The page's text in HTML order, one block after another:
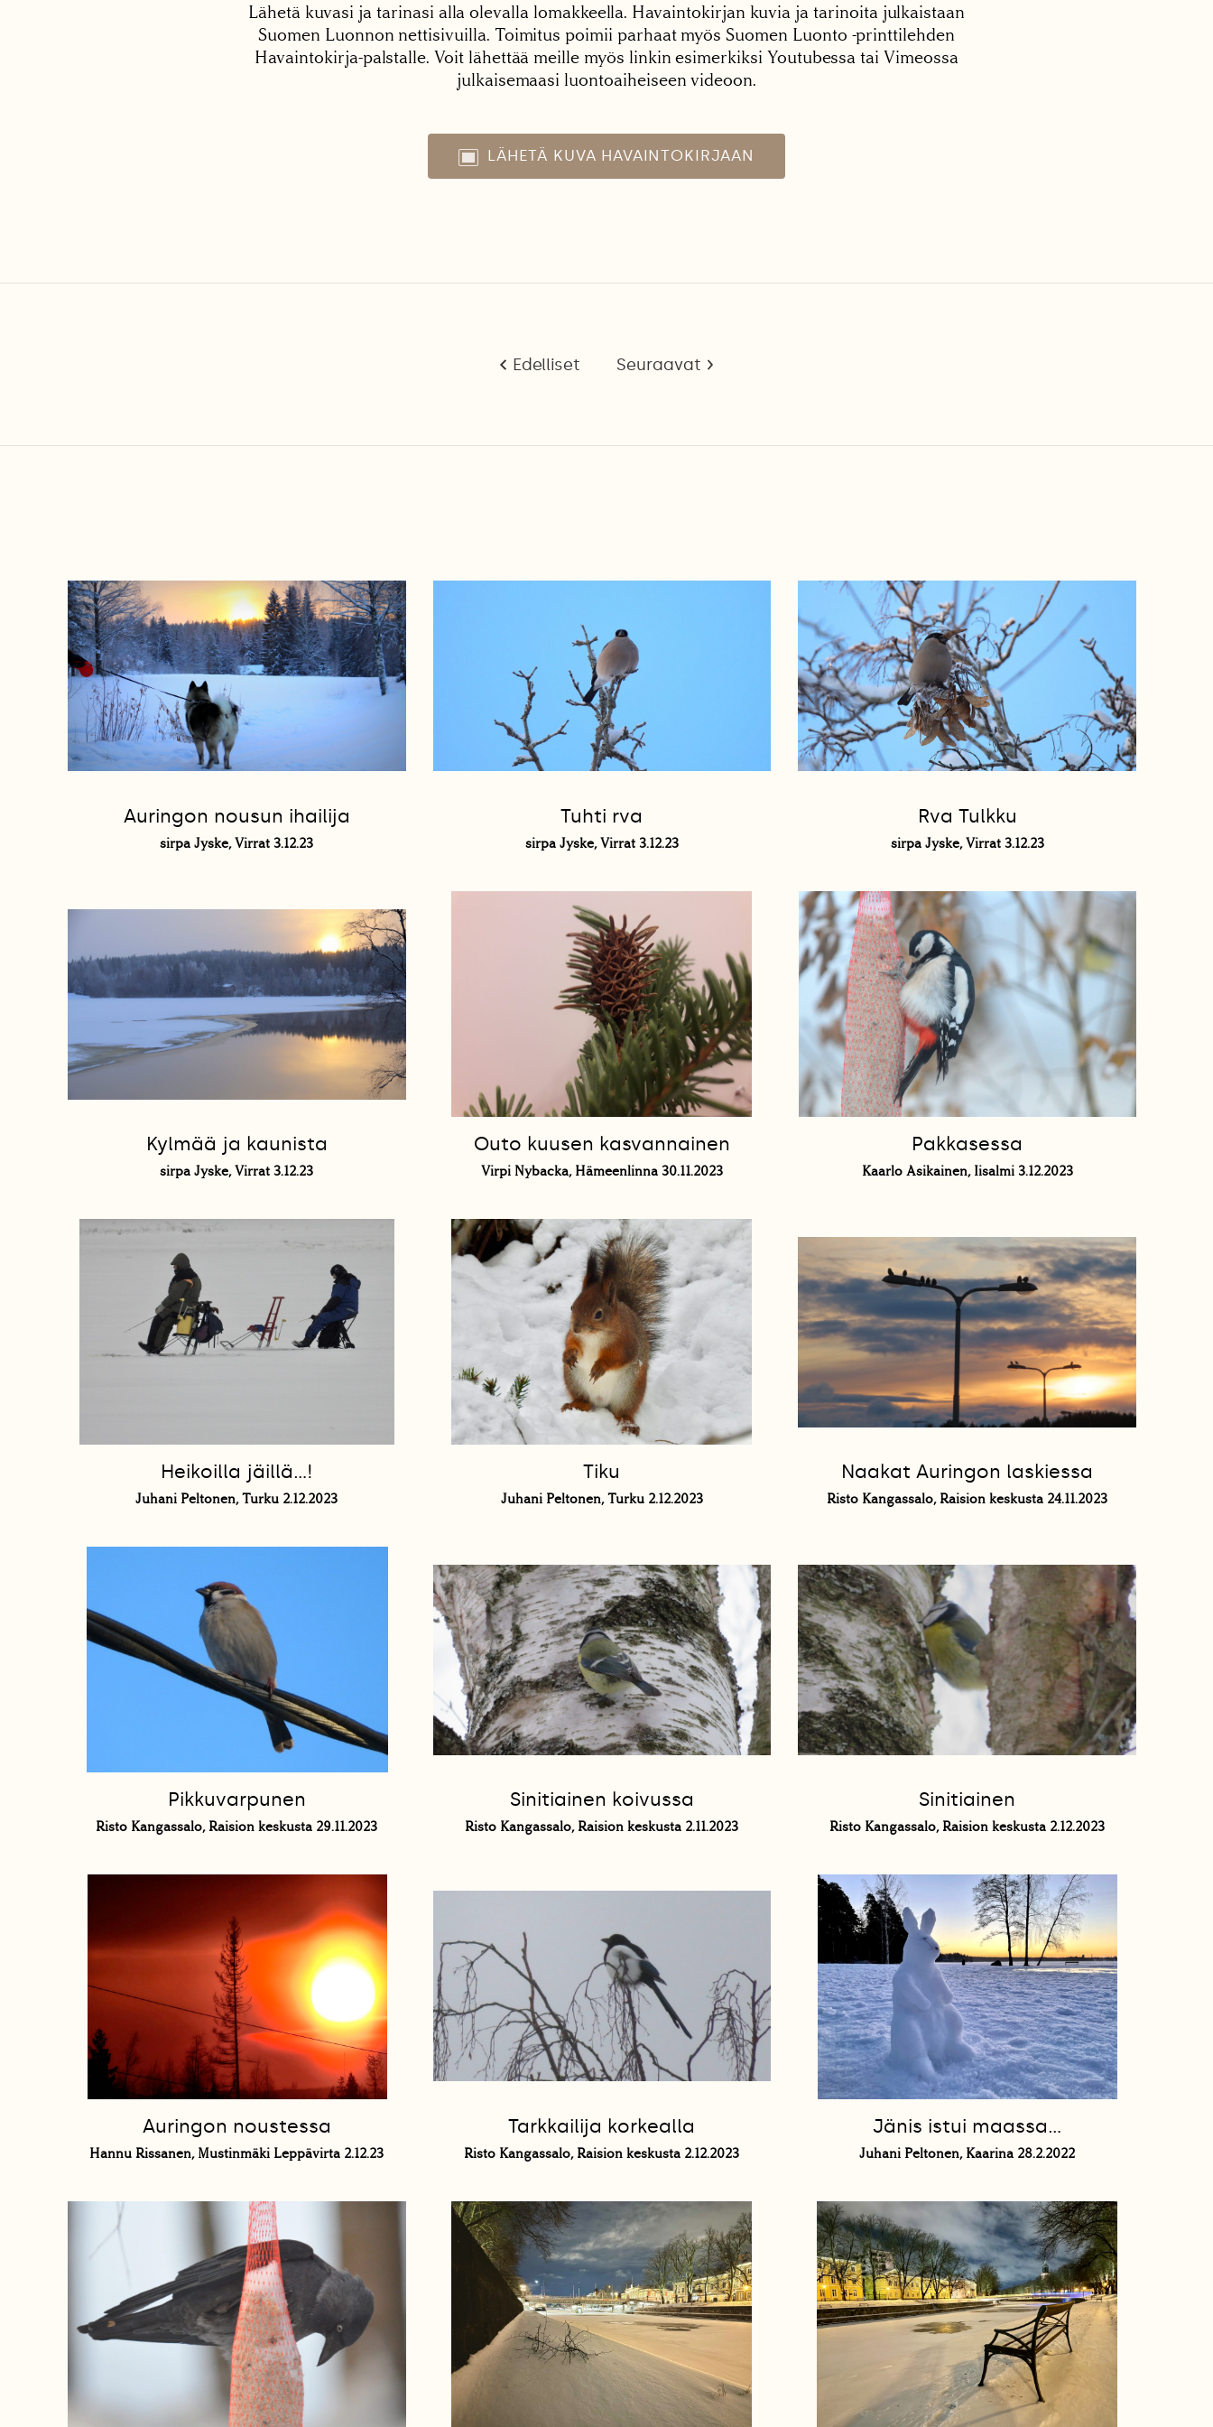
Lähetä kuvasi ja tarinasi alla olevalla lomakkeella. Havaintokirjan kuvia ja tarinoita julkaistaan
Suomen Luonnon nettisivuilla. Toimitus poimii parhaat myös Suomen Luonto -printtilehden
Havaintokirja-palstalle. Voit lähettää meille myös linkin esimerkiksi Youtubessa tai Vimeossa
julkaisemaasi luontoaiheiseen videoon.
LÄHETÄ KUVA HAVAINTOKIRJAAN
Edelliset Seuraavat
Auringon nousun ihailija
sirpa Jyske, Virrat 3.12.23
Tuhti rva
sirpa Jyske, Virrat 3.12.23
Rva Tulkku
sirpa Jyske, Virrat 3.12.23
Kylmää ja kaunista
sirpa Jyske, Virrat 3.12.23
Outo kuusen kasvannainen
Virpi Nybacka, Hämeenlinna 30.11.2023
Pakkasessa
Kaarlo Asikainen, Iisalmi 3.12.2023
Heikoilla jäillä…!
Juhani Peltonen, Turku 2.12.2023
Tiku
Juhani Peltonen, Turku 2.12.2023
Naakat Auringon laskiessa
Risto Kangassalo, Raision keskusta 24.11.2023
Pikkuvarpunen
Risto Kangassalo, Raision keskusta 29.11.2023
Sinitiainen koivussa
Risto Kangassalo, Raision keskusta 2.11.2023
Sinitiainen
Risto Kangassalo, Raision keskusta 2.12.2023
Auringon noustessa
Hannu Rissanen, Mustinmäki Leppävirta 2.12.23
Tarkkailija korkealla
Risto Kangassalo, Raision keskusta 2.12.2023
Jänis istui maassa…
Juhani Peltonen, Kaarina 28.2.2022